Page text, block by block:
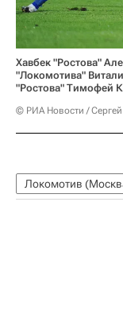
Хавбек "Ростова"
"Локомотива"
"Ростова" Тимофей
© РИА Новости /
Локомотив